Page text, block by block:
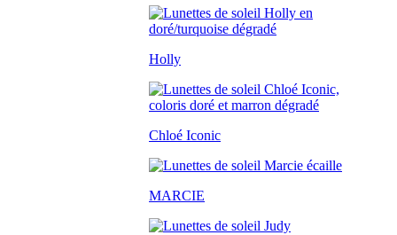
Holly
Chloé Iconic
MARCIE